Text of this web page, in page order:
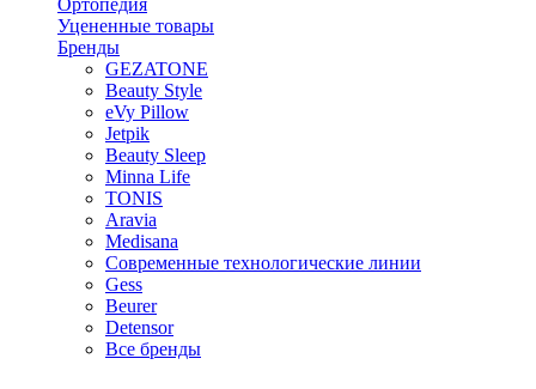
Ортопедия
Уцененные товары
Бренды
GEZATONE
Beauty Style
eVy Pillow
Jetpik
Beauty Sleep
Minna Life
TONIS
Aravia
Medisana
Современные технологические линии
Gess
Beurer
Detensor
Все бренды